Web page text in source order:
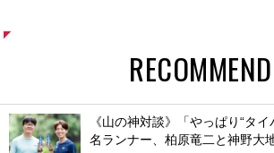
RECOMMEND
《山の神対談》「やっぱり“タ
名ランナー、柏原竜二と神野大